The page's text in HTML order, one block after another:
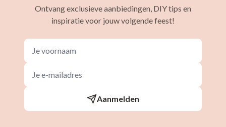
Ontvang exclusieve aanbiedingen, DIY tips en
inspiratie voor jouw volgende feest!
Aanmelden